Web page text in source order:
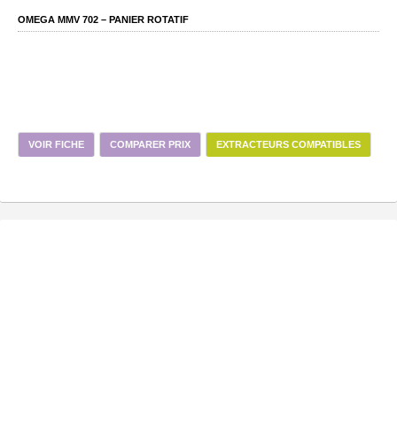
OMEGA MMV 702 – PANIER ROTATIF
VOIR FICHE COMPARER PRIX EXTRACTEURS COMPATIBLES